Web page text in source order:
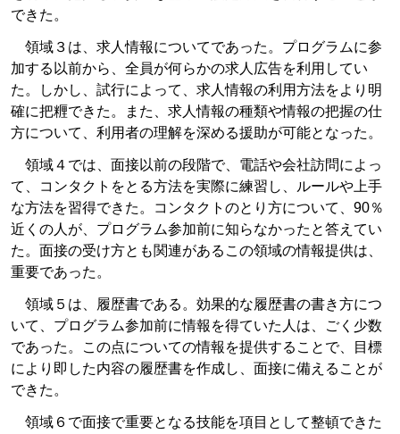
できた。
領域３は、求人情報についてであった。プログラムに参
加する以前から、全員が何らかの求人広告を利用してい
た。しかし、試行によって、求人情報の利用方法をより明
確に把糎できた。また、求人情報の種類や情報の把握の仕
方について、利用者の理解を深める援助が可能となった。
領域４では、面接以前の段階で、電話や会社訪問によっ
て、コンタクトをとる方法を実際に練習し、ルールや上手
な方法を習得できた。コンタクトのとり方について、90％
近くの人が、プログラム参加前に知らなかったと答えてい
た。面接の受け方とも関連があるこの領域の情報提供は、
重要であった。
領域５は、履歴書である。効果的な履歴書の書き方につ
いて、プログラム参加前に情報を得ていた人は、ごく少数
であった。この点についての情報を提供することで、目標
により即した内容の履歴書を作成し、面接に備えることが
できた。
領域６で面接で重要となる技能を項目として整頓できた